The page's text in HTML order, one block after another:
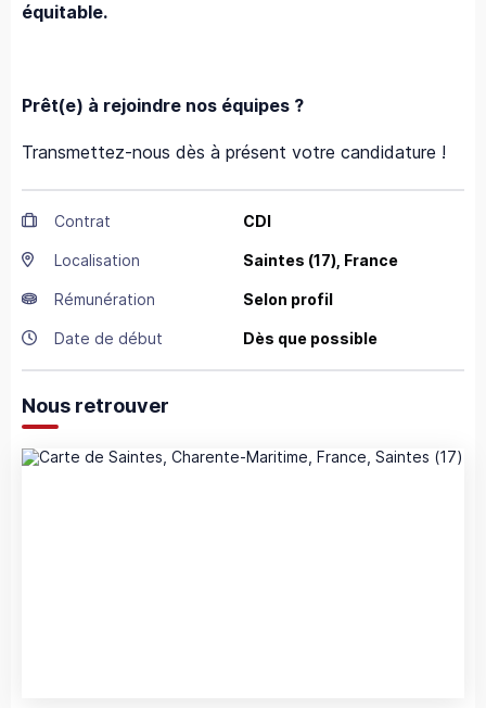
équitable.
Prêt(e) à rejoindre nos équipes ?
Transmettez-nous dès à présent votre candidature !
Contrat CDI
Localisation Saintes (17), France
Rémunération Selon profil
Date de début Dès que possible
Nous retrouver